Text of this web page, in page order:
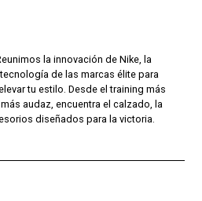
la innovación de Nike, la
de las marcas élite para
tu estilo. Desde el training más
audaz, encuentra el calzado, la
diseñados para la victoria.